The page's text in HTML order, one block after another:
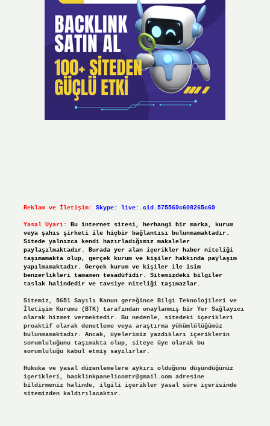
Reklam ve İletişim: Skype: live:.cid.575569c608265c69
Yasal Uyarı:
Bu internet sitesi, herhangi bir marka, kurum
veya şahıs şirketi ile hiçbir bağlantısı bulunmamaktadır.
Sitede yalnızca kendi hazırladığımız makaleler
paylaşılmaktadır. Burada yer alan içerikler haber niteliği
taşımamakta olup, gerçek kurum ve kişiler hakkında paylaşım
yapılmamaktadır. Gerçek kurum ve kişiler ile isim
benzerlikleri tamamen tesadüfidir. Sitemizdeki bilgiler
taslak halindedir ve tavsiye niteliği taşımazlar.
Sitemiz, 5651 Sayılı Kanun gereğince Bilgi Teknolojileri ve
İletişim Kurumu (BTK) tarafından onaylanmış bir Yer Sağlayıcı
olarak hizmet vermektedir. Bu nedenle, sitedeki içerikleri
proaktif olarak denetleme veya araştırma yükümlülüğümüz
bulunmamaktadır. Ancak, üyelerimiz yazdıkları içeriklerin
sorumluluğunu taşımakta olup, siteye üye olarak bu
sorumluluğu kabul etmiş sayılırlar.
Hukuka ve yasal düzenlemelere aykırı olduğunu düşündüğünüz
içerikleri, backlinkpanelicomtr@gmail.comadresine
bildirmeniz halinde, ilgili içerikler yasal süre içerisinde
sitemizden kaldırılacaktır.